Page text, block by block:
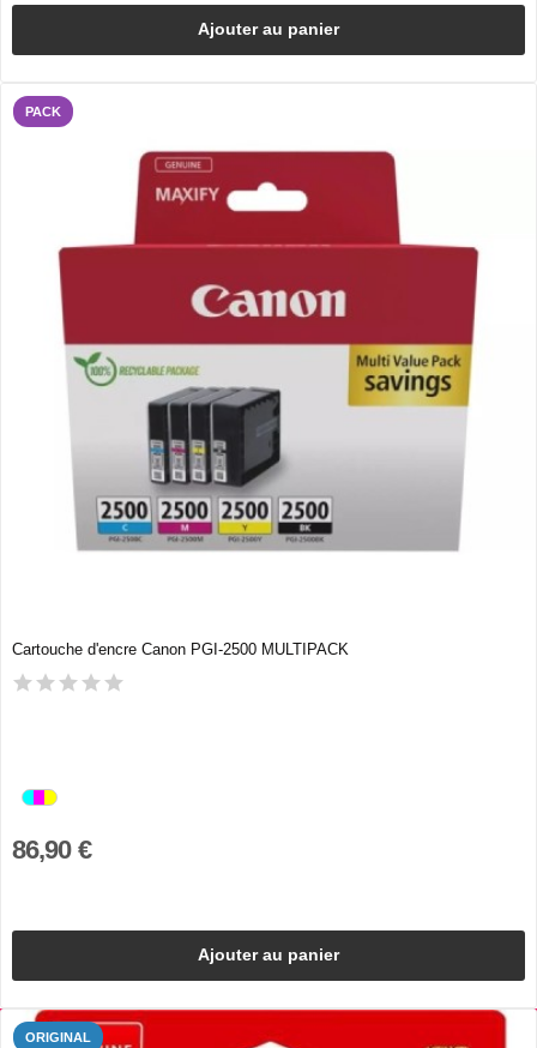
Ajouter au panier
PACK
Cartouche d'encre Canon PGI-2500 MULTIPACK
86,90 €
Ajouter au panier
ORIGINAL